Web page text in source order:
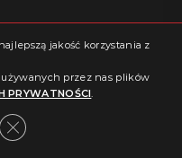
jakość korzystania z
przez nas plików
PRYWATNOŚCI.
Close GDPR Cookie